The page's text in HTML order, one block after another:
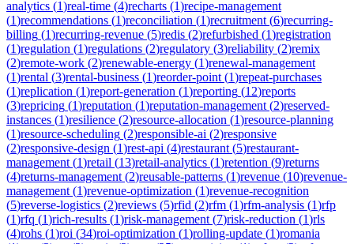
analytics (1)real-time (4)recharts (1)recipe-management
(1)recommendations (1)reconciliation (1)recruitment (6)recurring-
billing (1)recurring-revenue (5)redis (2)refurbished (1)registration
(1)regulation (1)regulations (2)regulatory (3)reliability (2)remix
(2)remote-work (2)renewable-energy (1)renewal-management
(1)rental (3)rental-business (1)reorder-point (1)repeat-purchases
(1)replication (1)report-generation (1)reporting (12)reports
(3)repricing (1)reputation (1)reputation-management (2)reserved-
instances (1)resilience (2)resource-allocation (1)resource-planning
(1)resource-scheduling (2)responsible-ai (2)responsive
(2)responsive-design (1)rest-api (4)restaurant (5)restaurant-
management (1)retail (13)retail-analytics (1)retention (9)returns
(4)returns-management (2)reusable-patterns (1)revenue (10)revenue-
management (1)revenue-optimization (1)revenue-recognition
(5)reverse-logistics (2)reviews (5)rfid (2)rfm (1)rfm-analysis (1)rfp
(1)rfq (1)rich-results (1)risk-management (7)risk-reduction (1)rls
(4)rohs (1)roi (34)roi-optimization (1)rolling-update (1)romania